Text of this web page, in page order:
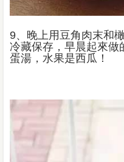
9、晚上用豆角肉末和
冷藏保存，早晨起來做
蛋湯，水果是西瓜！